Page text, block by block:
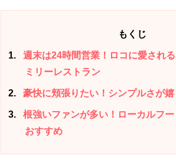
もくじ
1
週末は24時間営業！ロコに愛され
ミリーレストラン
2 豪快に頬張りたい！シンプルさが嬉
3
根強いファンが多い！ローカルフ
おすすめ